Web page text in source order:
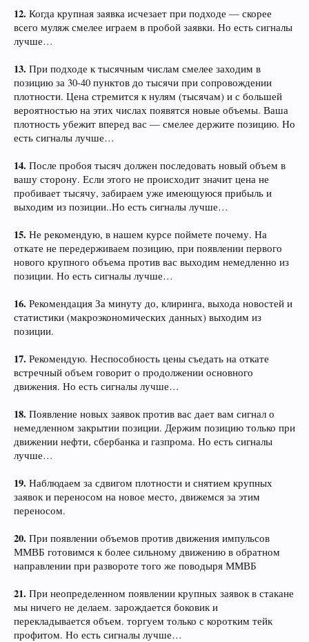
12. Когда крупная заявка исчезает при подходе — скорее
всего муляж смелее играем в пробой заявки. Но есть сигналы
лучше…
13. При подходе к тысячным числам смелее заходим в
позицию за 30-40 пунктов до тысячи при сопровождении
плотности. Цена стремится к нулям (тысячам) и с большей
вероятностью на этих числах появятся новые объемы. Ваша
плотность убежит вперед вас — смелее держите позицию. Но
есть сигналы лучше…
14. После пробоя тысяч должен последовать новый объем в
вашу сторону. Если этого не происходит значит цена не
пробивает тысячу, забираем уже имеющуюся прибыль и
выходим из позиции..Но есть сигналы лучше…
15. Не рекомендую, в нашем курсе поймете почему. На
откате не передерживаем позицию, при появлении первого
нового крупного объема против вас выходим немедленно из
позиции. Но есть сигналы лучше…
16. Рекомендация За минуту до, клиринга, выхода новостей и
статистики (макроэкономических данных) выходим из
позиции.
17. Рекомендую. Неспособность цены съедать на откате
встречный объем говорит о продолжении основного
движения. Но есть сигналы лучше…
18. Появление новых заявок против вас дает вам сигнал о
немедленном закрытии позиции. Держим позицию только при
движении нефти, сбербанка и газпрома. Но есть сигналы
лучше…
19. Наблюдаем за сдвигом плотности и снятием крупных
заявок и переносом на новое место, движемся за этим
переносом.
20. При появлении объемов против движения импульсов
ММВБ готовимся к более сильному движению в обратном
направлении при развороте того же поводыря ММВБ
21. При неопределенном появлении крупных заявок в стакане
мы ничего не делаем. зарождается боковик и
перекладывается объем. торгуем только с коротким тейк
профитом. Но есть сигналы лучше…